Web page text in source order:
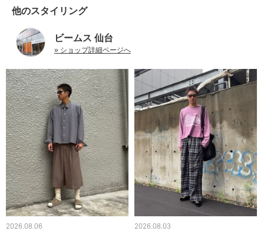
他のスタイリング
ビームス 仙台
» ショップ詳細ページへ
2026.08.06 2026.08.03